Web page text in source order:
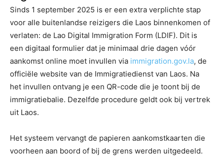
Sinds 1 september 2025 is er een extra verplichte stap
voor alle buitenlandse reizigers die Laos binnenkomen of
verlaten: de Lao Digital Immigration Form (LDIF). Dit is
een digitaal formulier dat je minimaal drie dagen vóór
aankomst online moet invullen via immigration.gov.la, de
officiële website van de Immigratiedienst van Laos. Na
het invullen ontvang je een QR-code die je toont bij de
immigratiebalie. Dezelfde procedure geldt ook bij vertrek
uit Laos.
Het systeem vervangt de papieren aankomstkaarten die
voorheen aan boord of bij de grens werden uitgedeeld.